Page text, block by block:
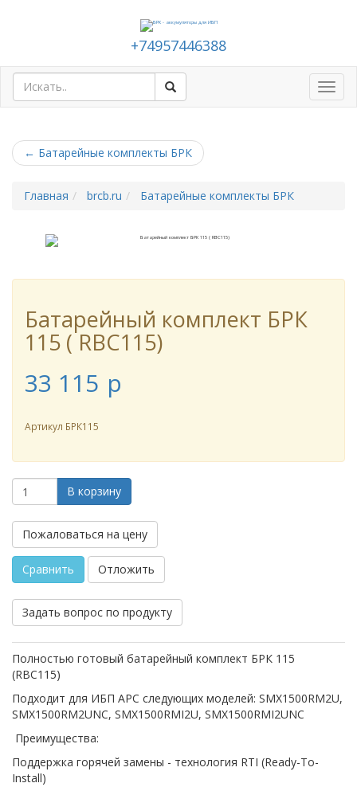
+74957446388
← Батарейные комплекты БРК
Главная brcb.ru Батарейные комплекты БРК
Батарейный комплект БРК
115 ( RBC115)
33 115 p
Артикул БРК115
В корзину
Пожаловаться на цену
Сравнить Отложить
Задать вопрос по продукту
Полностью готовый батарейный комплект БРК 115
(RBC115)
Подходит для ИБП APC следующих моделей: SMX1500RM2U,
SMX1500RM2UNC, SMX1500RMI2U, SMX1500RMI2UNC
Преимущества:
Поддержка горячей замены - технология RTI (Ready-To-
Install)